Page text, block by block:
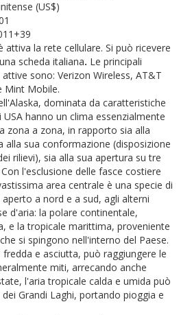
(US$)
attiva la rete cellulare. Si può ricevere
scheda italiana. Le principali
sono: Verizon Wireless, AT&T
Mint Mobile.
dominata da caratteristiche
hanno un clima essenzialmente
zona a zona, in rapporto sia alla
alla sua conformazione (disposizione
rilievi), sia alla sua apertura su tre
l'esclusione delle fasce costiere
area centrale è una specie di
a nord e a sud, agli alterni
d'aria: la polare continentale,
e la tropicale marittima, proveniente
si spingono nell'interno del Paese.
e asciutta, può raggiungere le
miti, arrecando anche
l'aria tropicale calda e umida può
Grandi Laghi, portando pioggia e